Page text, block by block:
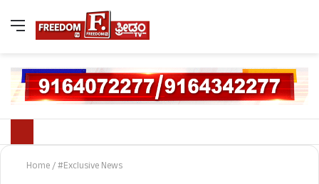
Home/#Exclusive News